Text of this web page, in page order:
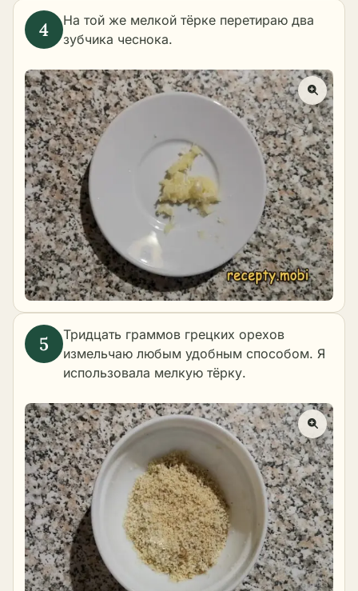
На той же мелкой тёрке перетираю два
зубчика чеснока.
Тридцать граммов грецких орехов
измельчаю любым удобным способом. Я
использовала мелкую тёрку.